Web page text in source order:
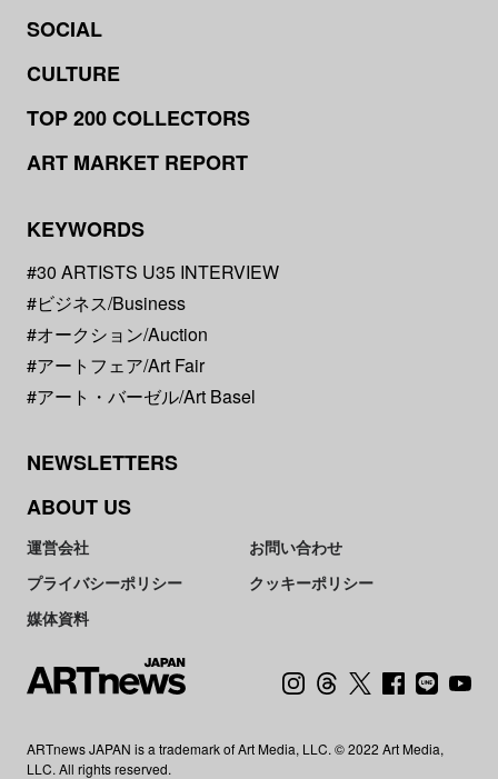
SOCIAL
CULTURE
TOP 200 COLLECTORS
ART MARKET REPORT
KEYWORDS
#30 ARTISTS U35 INTERVIEW
#ビジネス/Business
#オークション/Auction
#アートフェア/Art Fair
#アート・バーゼル/Art Basel
NEWSLETTERS
ABOUT US
運営会社
お問い合わせ
プライバシーポリシー
クッキーポリシー
媒体資料
ARTnews JAPAN is a trademark of Art Media, LLC. © 2022 Art Media,
LLC. All rights reserved.